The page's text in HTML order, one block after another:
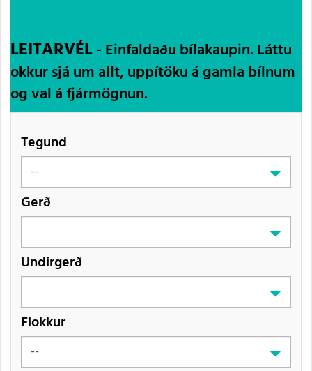
LEITARVÉL- Einfaldaðu bílakaupin. Láttu
okkur sjá um allt, uppítöku á gamla bílnum
og val á fjármögnun.
Tegund
Gerð
Undirgerð
Flokkur